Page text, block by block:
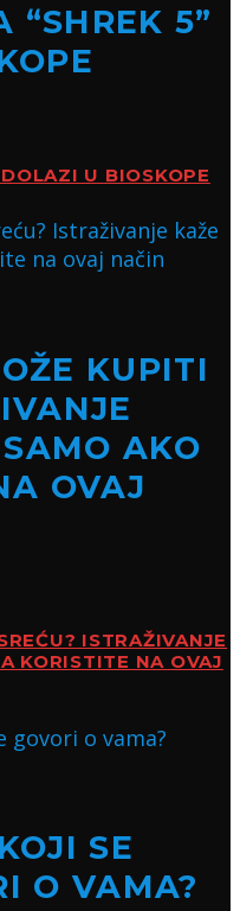
“SHREK 5”
U BIOSKOPE
KUPITI
AKO
OVAJ
ISTRAŽIVANJE
KORISTITE NA OVAJ
SE
O VAMA?